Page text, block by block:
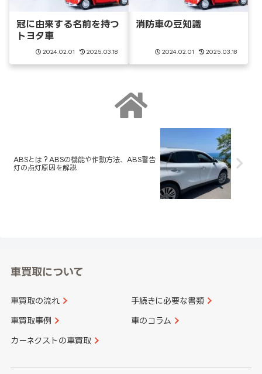
冠に由来する名前を持つ
トヨタ車
2024.02.01 2025.03.18
消防車の豆知識
2024.02.01 2025.03.18
ABSとは？ABSの機能や作動方法、ABS警告
灯の点灯原因を解説
車買取について
車買取の流れ 手続きに必要な書類
車買取事例 車のコラム
カーネクストの車買取